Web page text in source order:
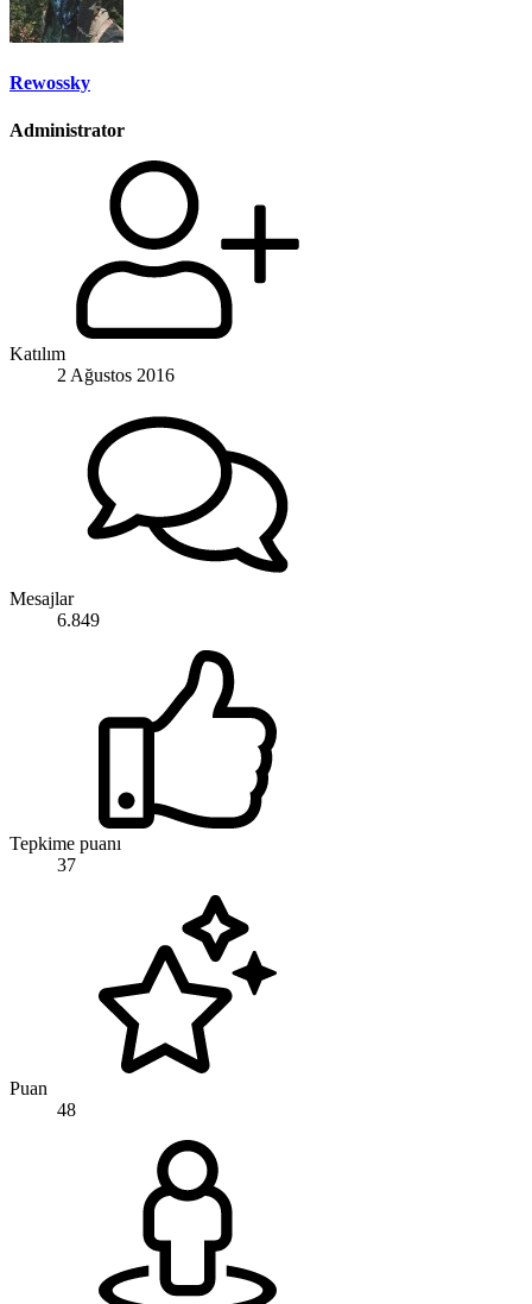
Rewossky
Administrator
Katılım
2 Ağustos 2016
Mesajlar
6.849
Tepkime puanı
37
Puan
48